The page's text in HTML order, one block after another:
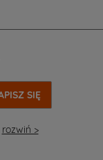
rozwiń >